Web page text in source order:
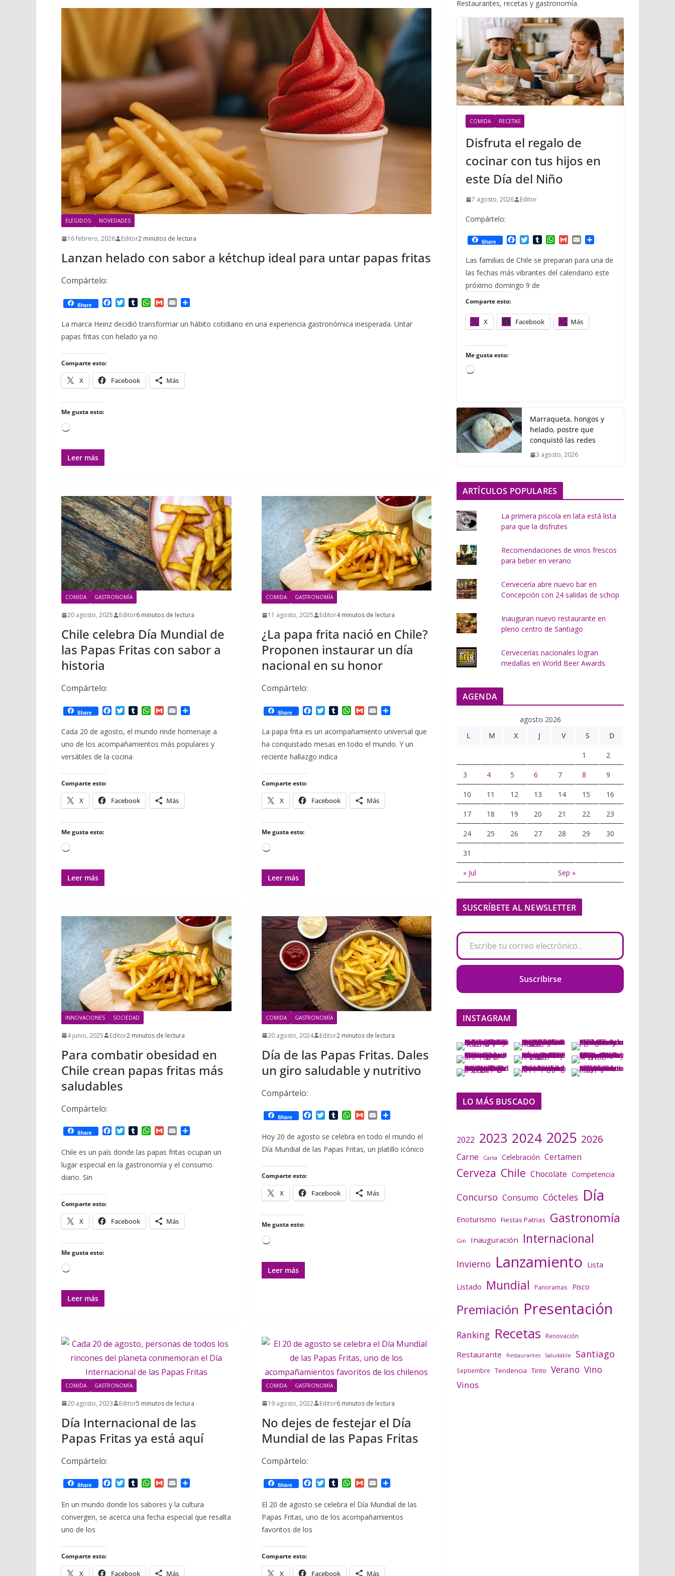
ELEGIDOS NOVEDADES
16 febrero, 2026 Editor2 minutos de lectura
Lanzan helado con sabor a kétchup ideal para untar papas fritas
Compártelo:
Share
c
e
b
T
i
t
t
T
m
b
W
a
t
s
G
a
i
E
a
m
p
La marca Heinz decidió transformar un hábito cotidiano en una experiencia gastronómica inesperada. Untar
papas fritas con helado ya no
Comparte esto:
X Facebook Más
Me gusta esto:
Cargando...
Leer más
COMIDA GASTRONOMÍA
20 agosto, 2025 Editor6 minutos de lectura
Chile celebra Día Mundial de
las Papas Fritas con sabor a
historia
Compártelo:
Share
c
e
b
o
T
t
e
T
m
b
l
W
a
t
s
G
a
i
l
E
a
i
l
m
p
a
Cada 20 de agosto, el mundo rinde homenaje a
uno de los acompañamientos más populares y
versátiles de la cocina
Comparte esto:
X Facebook Más
Me gusta esto:
Cargando...
Leer más
COMIDA GASTRONOMÍA
11 agosto, 2025 Editor4 minutos de lectura
¿La papa frita nació en Chile?
Proponen instaurar un día
nacional en su honor
Compártelo:
Share
F
c
e
b
o
o
T
i
t
t
e
T
m
b
l
W
a
t
s
G
a
i
l
E
a
i
l
C
m
p
a
La papa frita es un acompañamiento universal que
ha conquistado mesas en todo el mundo. Y un
reciente hallazgo indica
Comparte esto:
X Facebook Más
Me gusta esto:
Cargando...
Leer más
INNOVACIONES SOCIEDAD
4 junio, 2025 Editor2 minutos de lectura
Para combatir obesidad en
Chile crean papas fritas más
saludables
Compártelo:
Share
c
e
b
T
i
t
t
T
m
b
l
W
a
t
s
G
a
i
l
E
a
i
l
m
p
a
Chile es un país donde las papas fritas ocupan un
lugar especial en la gastronomía y el consumo
diario. Sin
Comparte esto:
X Facebook Más
Me gusta esto:
Cargando...
Leer más
COMIDA GASTRONOMÍA
20 agosto, 2024 Editor2 minutos de lectura
Día de las Papas Fritas. Dales
un giro saludable y nutritivo
Compártelo:
Share
F
c
e
b
T
i
t
t
T
m
b
l
W
a
t
s
G
a
i
l
E
a
i
l
C
m
p
a
Hoy 20 de agosto se celebra en todo el mundo el
Día Mundial de las Papas Fritas, un platillo icónico
Comparte esto:
X Facebook Más
Me gusta esto:
Cargando...
Leer más
COMIDA GASTRONOMÍA
20 agosto, 2023 Editor5 minutos de lectura
Día Internacional de las
Papas Fritas ya está aquí
Compártelo:
Share
c
e
b
T
i
t
t
T
m
b
l
W
a
t
s
G
a
i
l
E
a
i
l
m
p
a
En un mundo donde los sabores y la cultura
convergen, se acerca una fecha especial que resalta
uno de los
Comparte esto:
X Facebook Más
COMIDA GASTRONOMÍA
19 agosto, 2022 Editor6 minutos de lectura
No dejes de festejar el Día
Mundial de las Papas Fritas
Compártelo:
Share
F
c
e
b
o
T
i
t
t
T
m
b
l
W
a
t
s
G
a
i
l
E
a
i
l
C
m
p
a
El 20 de agosto se celebra el Día Mundial de las
Papas Fritas, uno de los acompañamientos
favoritos de los
Comparte esto:
X Facebook Más
Restaurantes, recetas y gastronomía.
COMIDA RECETAS
Disfruta el regalo de
cocinar con tus hijos en
este Día del Niño
7 agosto, 2026 Editor
Compártelo:
Share
c
b
o
T
i
t
e
T
m
b
l
W
a
s
G
a
l
E
a
l
m
a
Las familias de Chile se preparan para una de
las fechas más vibrantes del calendario este
próximo domingo 9 de
Comparte esto:
X Facebook Más
Me gusta esto:
C
g
a
n
d
.
.
Marraqueta, hongos y
helado, postre que
conquistó las redes
3 agosto, 2026
ARTÍCULOS POPULARES
La primera piscola en lata está lista
para que la disfrutes
Recomendaciones de vinos frescos
para beber en verano
Cervecería abre nuevo bar en
Concepción con 24 salidas de schop
Inauguran nuevo restaurante en
pleno centro de Santiago
Cervecerías nacionales logran
medallas en World Beer Awards
AGENDA
agosto 2026
L
M X J V S D
1 2
3 4 5 6 7 8 9
10 11 12 13 14 15 16
17 18 19 20 21 22 23
24 25 26 27 28 29 30
31
« Jul Sep »
SUSCRÍBETE AL NEWSLETTER
Escribe tu correo electrónico…
Suscribirse
INSTAGRAM
LO MÁS BUSCADO
2022 2023 2024 2025 2026
Carne Carta Celebración Certamen
Cerveza Chile Chocolate Competencia
Concurso Consumo Cócteles Día
Enoturismo Fiestas Patrias Gastronomía
Gin Inauguración Internacional
Invierno Lanzamiento Lista
Listado Mundial Panoramas Pisco
Premiación Presentación
Ranking Recetas Renovación
Restaurante Restaurantes Saludable Santiago
Septiembre Tendencia Tinto Verano Vino
Vinos